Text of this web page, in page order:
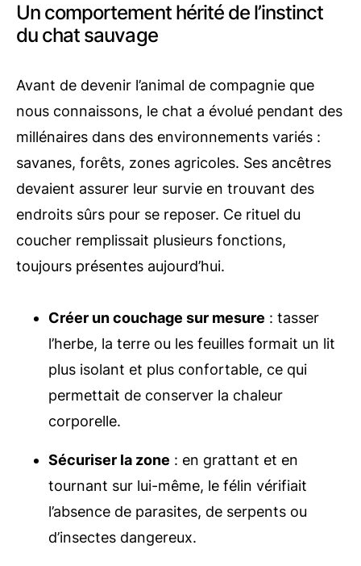
Un comportement hérité de l’instinct
du chat sauvage
Avant de devenir l’animal de compagnie que
nous connaissons, le chat a évolué pendant des
millénaires dans des environnements variés :
savanes, forêts, zones agricoles. Ses ancêtres
devaient assurer leur survie en trouvant des
endroits sûrs pour se reposer. Ce rituel du
coucher remplissait plusieurs fonctions,
toujours présentes aujourd’hui.
Créer un couchage sur mesure : tasser
l’herbe, la terre ou les feuilles formait un lit
plus isolant et plus confortable, ce qui
permettait de conserver la chaleur
corporelle.
Sécuriser la zone : en grattant et en
tournant sur lui-même, le félin vérifiait
l’absence de parasites, de serpents ou
d’insectes dangereux.